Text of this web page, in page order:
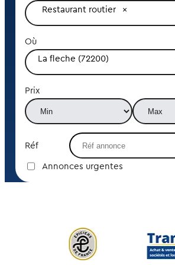
Restaurant routier
Où
La fleche (72200)
Prix
Réf
Annonces urgentes